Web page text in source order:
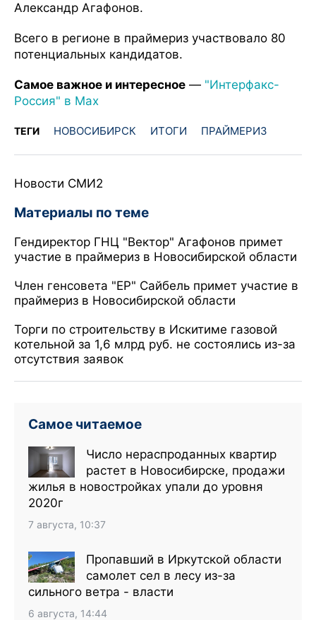
Александр Агафонов.
Всего в регионе в праймериз участвовало 80
потенциальных кандидатов.
Самое важное и интересное — "Интерфакс-
Россия" в Мax
ТЕГИ НОВОСИБИРСК ИТОГИ ПРАЙМЕРИЗ
Новости СМИ2
Материалы по теме
Гендиректор ГНЦ "Вектор" Агафонов примет
участие в праймериз в Новосибирской области
Член генсовета "ЕР" Сайбель примет участие в
праймериз в Новосибирской области
Торги по строительству в Искитиме газовой
котельной за 1,6 млрд руб. не состоялись из-за
отсутствия заявок
Самое читаемое
Число нераспроданных квартир
растет в Новосибирске, продажи
жилья в новостройках упали до уровня
2020г
7 августа, 10:37
Пропавший в Иркутской области
самолет сел в лесу из-за
сильного ветра - власти
6 августа, 14:44